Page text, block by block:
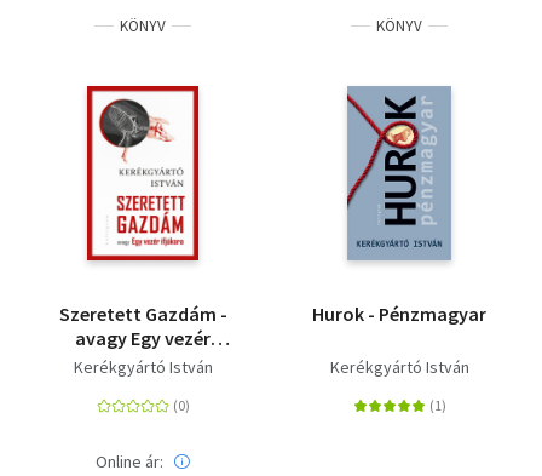
KÖNYV
Szeretett Gazdám -
avagy Egy vezér
ifjúkora
Kerékgyártó István
Online ár:
KÖNYV
Hurok - Pénzmagyar
Kerékgyártó István